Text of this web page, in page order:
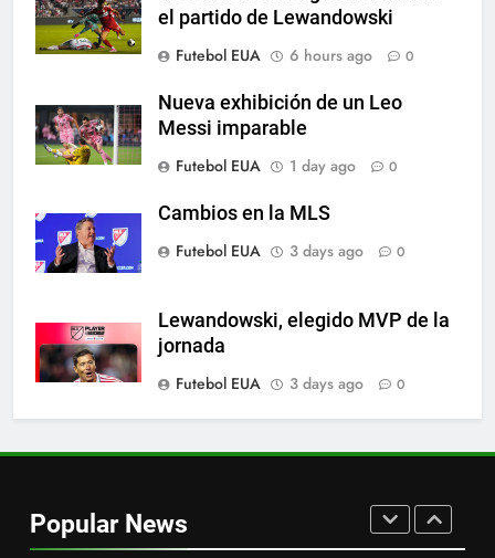
el partido de Lewandowski
Futebol EUA
6 hours ago 0
Nueva exhibición de un Leo
Messi imparable
Futebol EUA
1 day ago 0
Cambios en la MLS
Futebol EUA
3 days ago 0
Lewandowski, elegido MVP de la
jornada
Futebol EUA
3 days ago 0
Popular News
6
é conhecida
SPORTS
7
Exibição: duas assistências de
Leo Messi e hat-trick de Luis
SPORTS
Austin dispensa sua equipe
espanhola
SPORTS
el partido de Lewandowski